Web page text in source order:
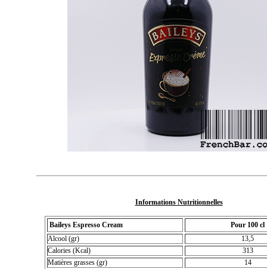
Informations Nutritionnelles
Baileys Espresso Cream
Pour 100 cl
Alcool (gr)
13,5
Calories (Kcal)
313
Matières grasses (gr)
14